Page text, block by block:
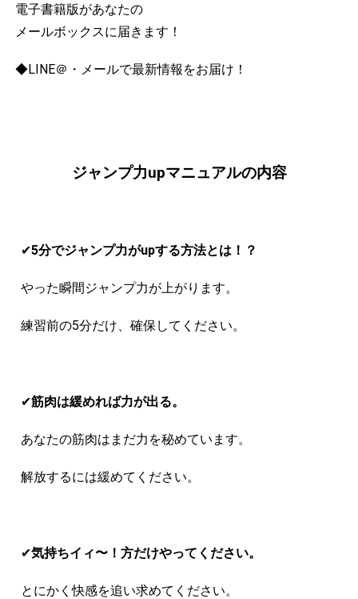
電子書籍版があなたの
メールボックスに届きます！
◆LINE＠・メールで最新情報をお届け！
ジャンプ力upマニュアルの内容
✔︎5分でジャンプ力がupする方法とは！？
やった瞬間ジャンプ力が上がります。
練習前の5分だけ、確保してください。
✔︎筋肉は緩めれば力が出る。
あなたの筋肉はまだ力を秘めています。
解放するには緩めてください。
✔︎気持ちイィ〜！方だけやってください。
とにかく快感を追い求めてください。